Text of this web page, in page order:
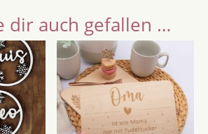
dir auch gefallen …